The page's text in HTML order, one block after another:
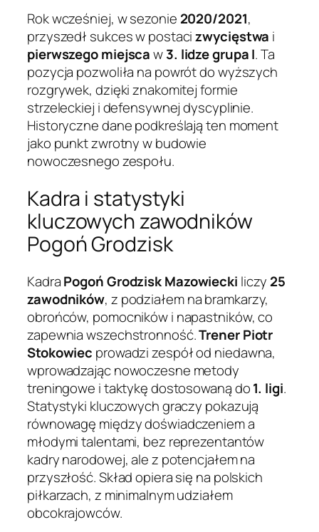
Rok wcześniej, w sezonie 2020/2021,
przyszedł sukces w postacizwycięstwa i
pierwszego miejscaw3. lidze grupa I. Ta
pozycja pozwoliła na powrót do wyższych
rozgrywek, dzięki znakomitej formie
strzeleckiej i defensywnej dyscyplinie.
Historyczne dane podkreślają ten moment
jako punkt zwrotny w budowie
nowoczesnego zespołu.
Kadra i statystyki
kluczowych zawodników
Pogoń Grodzisk
KadraPogoń Grodzisk Mazowiecki liczy 25
zawodników, z podziałem na bramkarzy,
obrońców, pomocników i napastników, co
zapewnia wszechstronność.Trener Piotr
Stokowiec prowadzi zespół od niedawna,
wprowadzając nowoczesne metody
treningowe i taktykę dostosowaną do1. ligi.
Statystyki kluczowych graczy pokazują
równowagę między doświadczeniem a
młodymi talentami, bez reprezentantów
kadry narodowej, ale z potencjałem na
przyszłość. Skład opiera się na polskich
piłkarzach, z minimalnym udziałem
obcokrajowców.